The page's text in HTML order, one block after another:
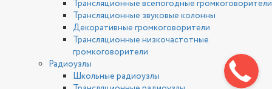
Трансляционные всепогодные громкоговорители
Трансляционные звуковые колонны
Декоративные громкоговорители
Трансляционные низкочастотные
громкоговорители
Радиоузлы
Школьные радиоузлы